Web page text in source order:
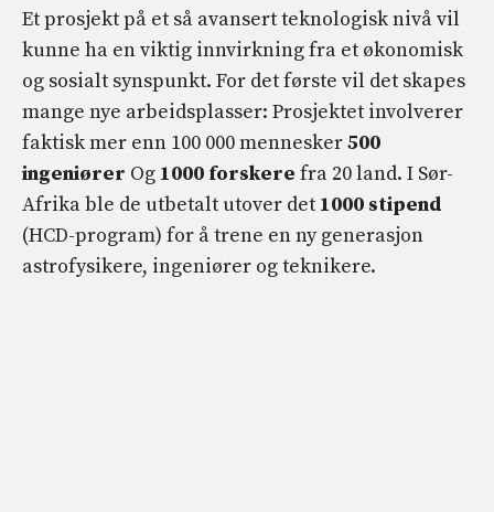
Et prosjekt på et så avansert teknologisk nivå vil
kunne ha en viktig innvirkning fra et økonomisk
og sosialt synspunkt. For det første vil det skapes
mange nye arbeidsplasser: Prosjektet involverer
faktisk mer enn 100 000 mennesker500
ingeniører Og 1000 forskere fra 20 land. I Sør-
Afrika ble de utbetalt utover det 1000 stipend
(HCD-program) for å trene en ny generasjon
astrofysikere, ingeniører og teknikere.